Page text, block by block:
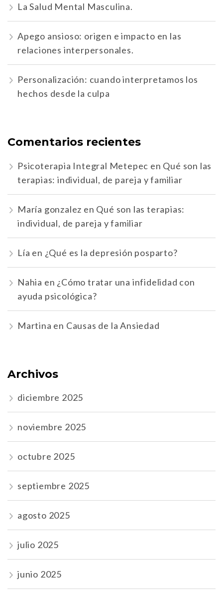
La Salud Mental Masculina.
Apego ansioso: origen e impacto en las
relaciones interpersonales.
Personalización: cuando interpretamos los
hechos desde la culpa
Comentarios recientes
Psicoterapia Integral Metepec en Qué son las
terapias: individual, de pareja y familiar
María gonzalez en Qué son las terapias:
individual, de pareja y familiar
Lía en ¿Qué es la depresión posparto?
Nahia en ¿Cómo tratar una infidelidad con
ayuda psicológica?
Martina en Causas de la Ansiedad
Archivos
diciembre 2025
noviembre 2025
octubre 2025
septiembre 2025
agosto 2025
julio 2025
junio 2025